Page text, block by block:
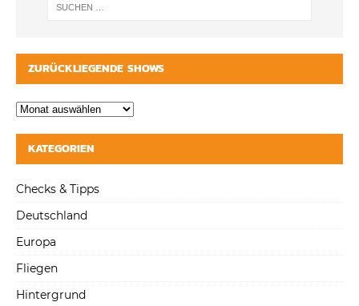
ZURÜCKLIEGENDE SHOWS
KATEGORIEN
Checks & Tipps
Deutschland
Europa
Fliegen
Hintergrund